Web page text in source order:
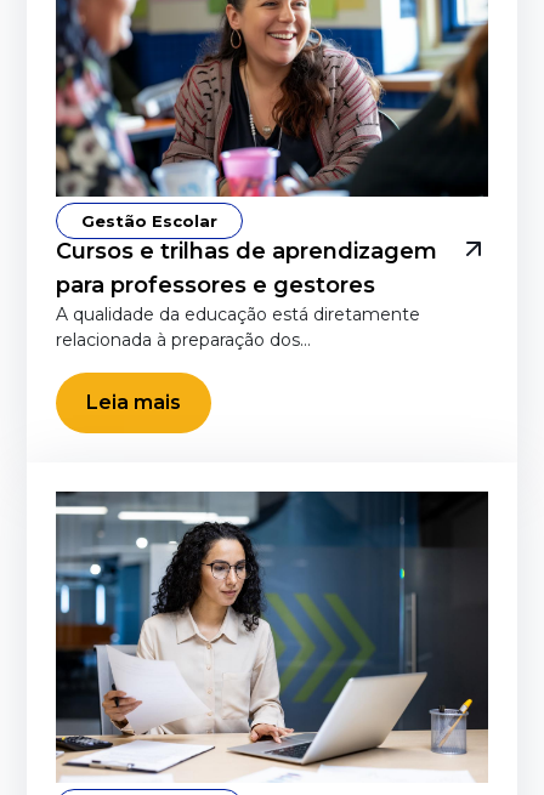
Gestão Escolar
Cursos e trilhas de aprendizagem
para professores e gestores
A qualidade da educação está diretamente
relacionada à preparação dos…
Leia mais